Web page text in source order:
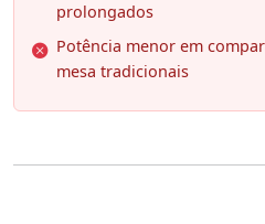
prolongados
Potência menor em
mesa tradicionais